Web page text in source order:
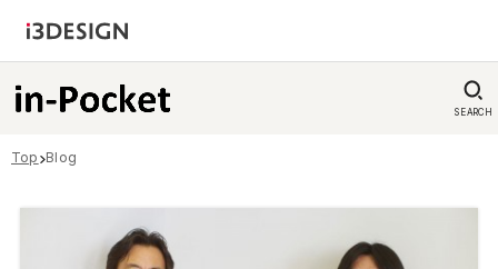
SEARCH
Top Blog